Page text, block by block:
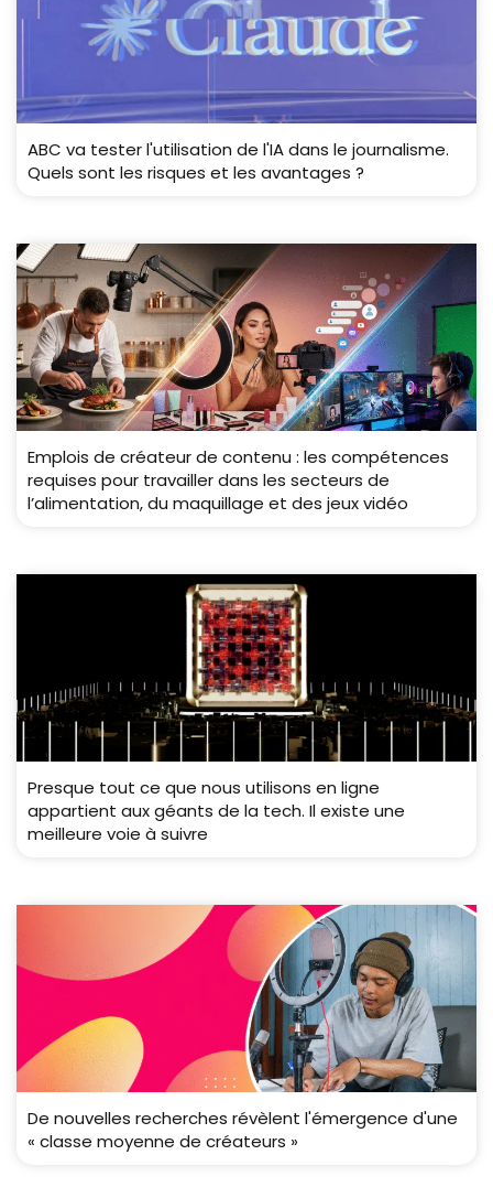
ABC va tester l'utilisation de l'IA dans le journalisme.
Quels sont les risques et les avantages ?
Emplois de créateur de contenu : les compétences
requises pour travailler dans les secteurs de
l’alimentation, du maquillage et des jeux vidéo
Presque tout ce que nous utilisons en ligne
appartient aux géants de la tech. Il existe une
meilleure voie à suivre
De nouvelles recherches révèlent l'émergence d'une
« classe moyenne de créateurs »